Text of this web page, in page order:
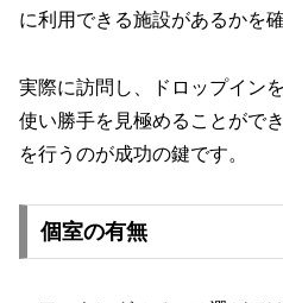
に利用できる施設があるかを
実際に訪問し、ドロップイン
使い勝手を見極めることがで
を行うのが成功の鍵です。
個室の有無